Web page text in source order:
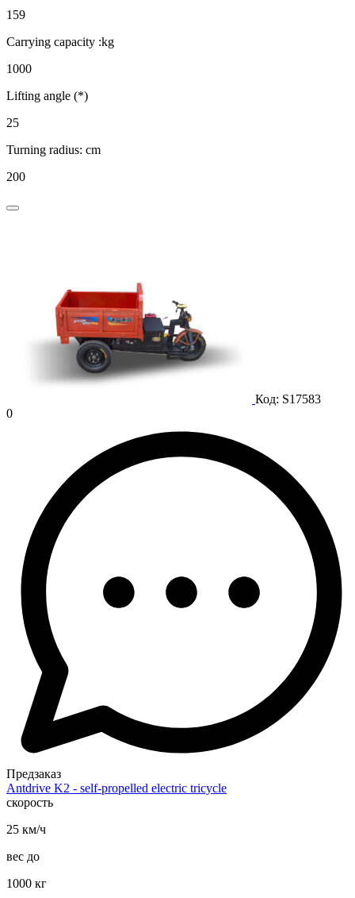
159
Carrying capacity :kg
1000
Lifting angle (*)
25
Turning radius: cm
200
Код: S17583
0
Предзаказ
Antdrive K2 - self-propelled electric tricycle
скорость
25 км/ч
вес до
1000 кг